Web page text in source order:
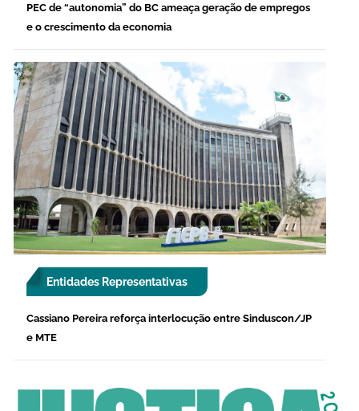
PEC de “autonomia” do BC ameaça geração de empregos
e o crescimento da economia
Entidades Representativas
Cassiano Pereira reforça interlocução entre Sinduscon/JP
e MTE